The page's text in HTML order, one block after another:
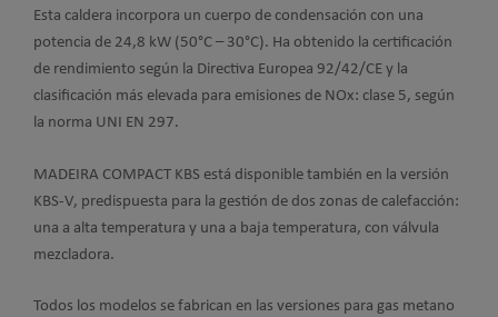
Esta caldera incorpora un cuerpo de condensación con una
potencia de 24,8 kW (50°C – 30°C). Ha obtenido la certificación
de rendimiento según la Directiva Europea 92/42/CE y la
clasificación más elevada para emisiones de NOx: clase 5, según
la norma UNI EN 297.
MADEIRA COMPACT KBS está disponible también en la versión
KBS-V, predispuesta para la gestión de dos zonas de calefacción:
una a alta temperatura y una a baja temperatura, con válvula
mezcladora.
Todos los modelos se fabrican en las versiones para gas metano